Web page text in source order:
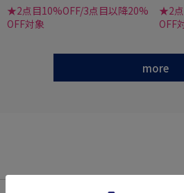
★2点目10%OFF/3点目以降20%
OFF対象
★2点
OFF
more